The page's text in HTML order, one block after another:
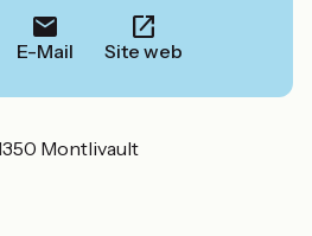
E-Mail Site web
Montlivault